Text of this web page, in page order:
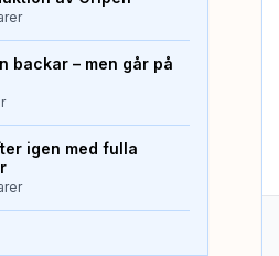
backar – men går på
igen med fulla